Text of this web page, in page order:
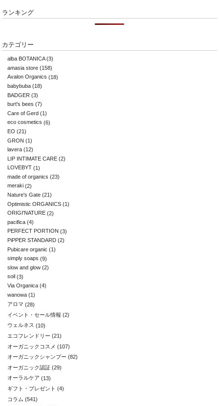
ランキング
カテゴリー
alba BOTANICA(3)
amasia store (158)
Avalon Organics (18)
babybuba (18)
BADGER (3)
burt's bees (7)
Care of Gerd (1)
eco cosmetics (6)
EO (21)
GRON (1)
lavera (12)
LIP INTIMATE CARE (2)
LOVEBYT (1)
made of organics (23)
meraki (2)
Nature's Gate (21)
Optimistic ORGANICS (1)
ORIGI'NATURE (2)
pacifica (4)
PERFECT PORTION (3)
PiPPER STANDARD (2)
Pubicare organic (1)
simply soaps (9)
slow and glow (2)
soil (3)
Via Organica (4)
wanowa (1)
アロマ (28)
イベント・セール情報 (2)
ウェルネス (10)
エコフレンドリー (21)
オーガニックコスメ (107)
オーガニックシャンプー (82)
オーガニック認証 (29)
オーラルケア (13)
ギフト・プレゼント (4)
コラム (541)